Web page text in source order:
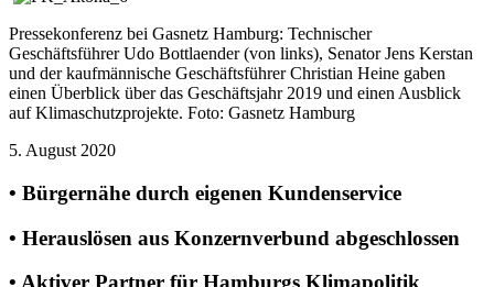
Pressekonferenz bei Gasnetz Hamburg: Technischer
Geschäftsführer Udo Bottlaender (von links), Senator Jens Kerstan
und der kaufmännische Geschäftsführer Christian Heine gaben
einen Überblick über das Geschäftsjahr 2019 und einen Ausblick
auf Klimaschutzprojekte. Foto: Gasnetz Hamburg
5. August 2020
• Bürgernähe durch eigenen Kundenservice
• Herauslösen aus Konzernverbund abgeschlossen